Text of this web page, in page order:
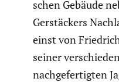
schen Gebäude
Gerstä­ckers
einst von
seiner
nachge­fer­tigten